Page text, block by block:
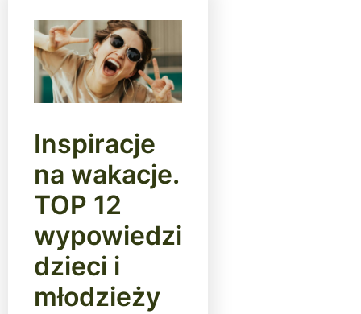
Inspiracje
na wakacje.
TOP 12
wypowiedzi
dzieci i
młodzieży